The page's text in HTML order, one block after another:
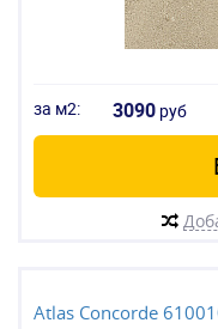
за м2: 3090 руб
Atlas Concorde